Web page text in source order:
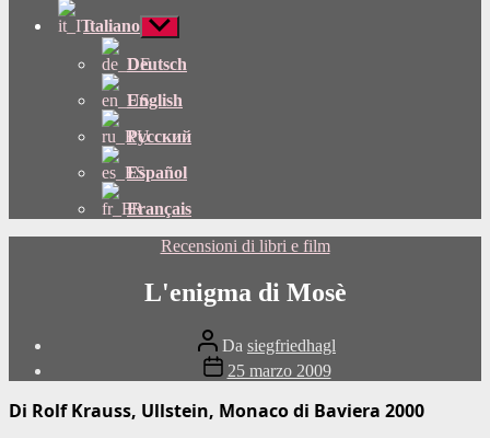
Italiano Mostra
sottomenu
Deutsch
English
Русский
Español
Français
Categorie
Recensioni di libri e film
L'enigma di Mosè
Autore
del
post
Da siegfriedhagl
Data
di
pubblicazione
25 marzo 2009
Di Rolf Krauss, Ullstein, Monaco di Baviera 2000